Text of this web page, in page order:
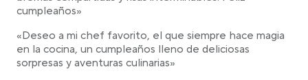
cumpleaños»
«Deseo a mi chef favorito, el que siempre hace magia
en la cocina, un cumpleaños lleno de deliciosas
sorpresas y aventuras culinarias»